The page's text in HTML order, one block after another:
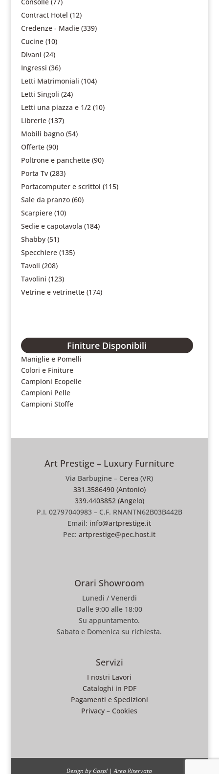
Contract Hotel (12)
Credenze - Madie (339)
Cucine (10)
Divani (24)
Ingressi (36)
Letti Matrimoniali (104)
Letti Singoli (24)
Letti una piazza e 1/2 (10)
Librerie (137)
Mobili bagno (54)
Offerte (90)
Poltrone e panchette (90)
Porta Tv (283)
Portacomputer e scrittoi (115)
Sale da pranzo (60)
Scarpiere (10)
Sedie e capotavola (184)
Shabby (51)
Specchiere (135)
Tavoli (208)
Tavolini (123)
Vetrine e vetrinette (174)
Finiture Disponibili
Maniglie e Pomelli
Colori e Finiture
Campioni Ecopelle
Campioni Pelle
Campioni Stoffe
Art Prestige – Luxury Furniture
Via Barbugine – Cerea (VR)
331.3586490 (Antonio)
339.4403852 (Angelo)
P.I. 02797040983 – C.F. RNANTN62B03B442B
Email: info@artprestige.it
Pec:artprestige@pec.host.it
Orari Showroom
Lunedi / Venerdi
Dalle 9:00 alle 18:00
Su appuntamento.
Sabato e Domenica su richiesta.
Servizi
I nostri Lavori
Cataloghi in PDF
Pagamenti e Spedizioni
Privacy – Cookies
Design by Gasp! |Area Riservata